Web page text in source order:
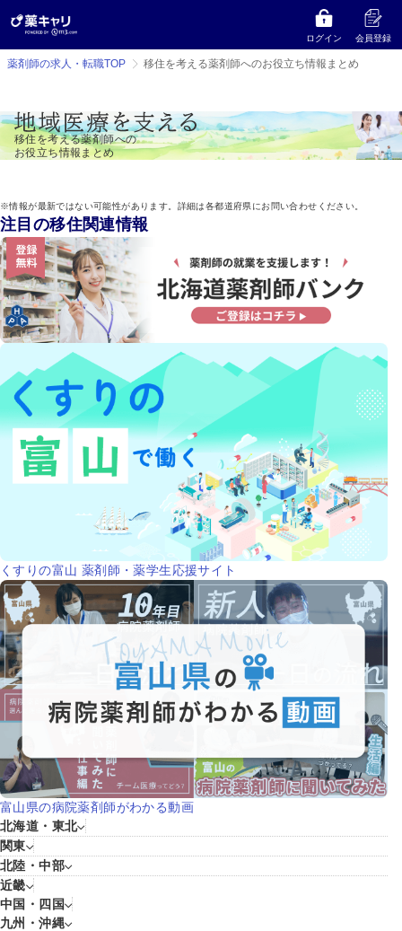
ログイン 会員登録
薬剤師の求人・転職TOP 移住を考える薬剤師へのお役立ち情報まとめ
移住を考える薬剤師への
お役立ち情報まとめ
※情報が最新ではない可能性があります。 詳細は各都道府県にお問い合わせください。
注目の移住関連情報
くすりの富山 薬剤師・薬学生応援サイト
富山県の病院薬剤師がわかる動画
北海道・東北
関東
北陸・中部
近畿
中国・四国
九州・沖縄